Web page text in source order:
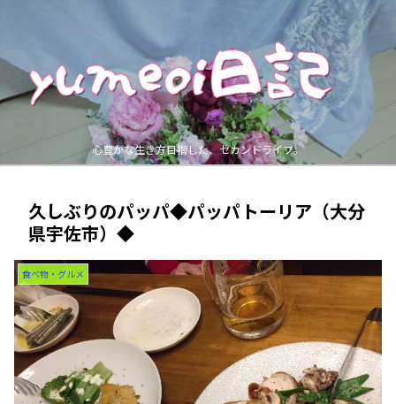
心豊かな生き方目指した、セカンドライフ。
久しぶりのパッパ◆パッパトーリア（大分
県宇佐市）◆
食べ物・グルメ